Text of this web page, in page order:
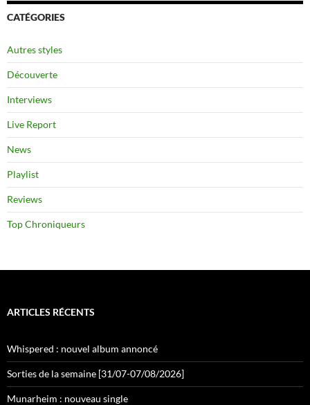
CATÉGORIES
Autres styles
Découverte
Interviews
Live Report
News
Playlist
Reviews
Top Chroniqueurs
ARTICLES RÉCENTS
Whispered : nouvel album annoncé
Sorties de la semaine [31/07-07/08/2026]
Munarheim : nouveau single